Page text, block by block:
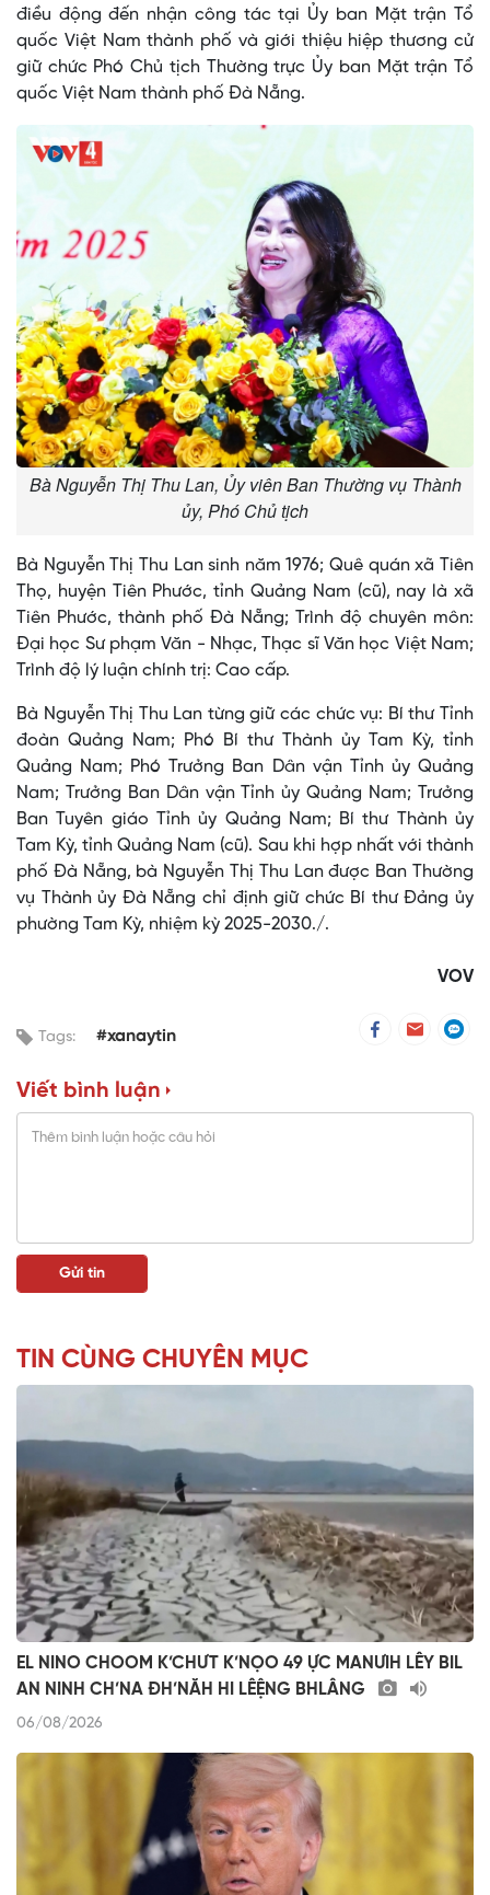
điều động đến nhận công tác tại Ủy ban Mặt trận Tổ
quốc Việt Nam thành phố và giới thiệu hiệp thương cử
giữ chức Phó Chủ tịch Thường trực Ủy ban Mặt trận Tổ
quốc Việt Nam thành phố Đà Nẵng.
Bà Nguyễn Thị Thu Lan, Ủy viên Ban Thường vụ Thành
ủy, Phó Chủ tịch
Bà Nguyễn Thị Thu Lan sinh năm 1976; Quê quán xã Tiên
Thọ, huyện Tiên Phước, tỉnh Quảng Nam (cũ), nay là xã
Tiên Phước, thành phố Đà Nẵng; Trình độ chuyên môn:
Đại học Sư phạm Văn - Nhạc, Thạc sĩ Văn học Việt Nam;
Trình độ lý luận chính trị: Cao cấp.
Bà Nguyễn Thị Thu Lan từng giữ các chức vụ: Bí thư Tỉnh
đoàn Quảng Nam; Phó Bí thư Thành ủy Tam Kỳ, tỉnh
Quảng Nam; Phó Trưởng Ban Dân vận Tỉnh ủy Quảng
Nam; Trưởng Ban Dân vận Tỉnh ủy Quảng Nam; Trưởng
Ban Tuyên giáo Tỉnh ủy Quảng Nam; Bí thư Thành ủy
Tam Kỳ, tỉnh Quảng Nam (cũ). Sau khi hợp nhất với thành
phố Đà Nẵng, bà Nguyễn Thị Thu Lan được Ban Thường
vụ Thành ủy Đà Nẵng chỉ định giữ chức Bí thư Đảng ủy
phường Tam Kỳ, nhiệm kỳ 2025-2030./.
VOV
Tags: #xanaytin
Viết bình luận
TIN CÙNG CHUYÊN MỤC
EL NINO CHOOM K’CHƯT K’NỌO 49 ỰC MANƯIH LÊY BIL
AN NINH CH’NA ĐH’NĂH HI LÊỆNG BHLÂNG
06/08/2026